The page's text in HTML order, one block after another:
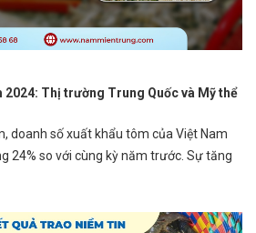
2024: Thị trường Trung Quốc và Mỹ thể
doanh số xuất khẩu tôm của Việt Nam
24% so với cùng kỳ năm trước. Sự tăng